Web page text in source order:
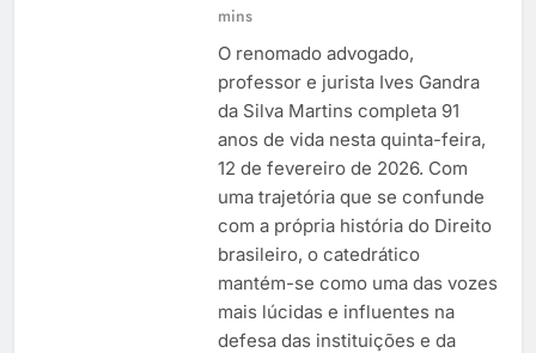
mins
O renomado advogado,
professor e jurista Ives Gandra
da Silva Martins completa 91
anos de vida nesta quinta-feira,
12 de fevereiro de 2026. Com
uma trajetória que se confunde
com a própria história do Direito
brasileiro, o catedrático
mantém-se como uma das vozes
mais lúcidas e influentes na
defesa das instituições e da